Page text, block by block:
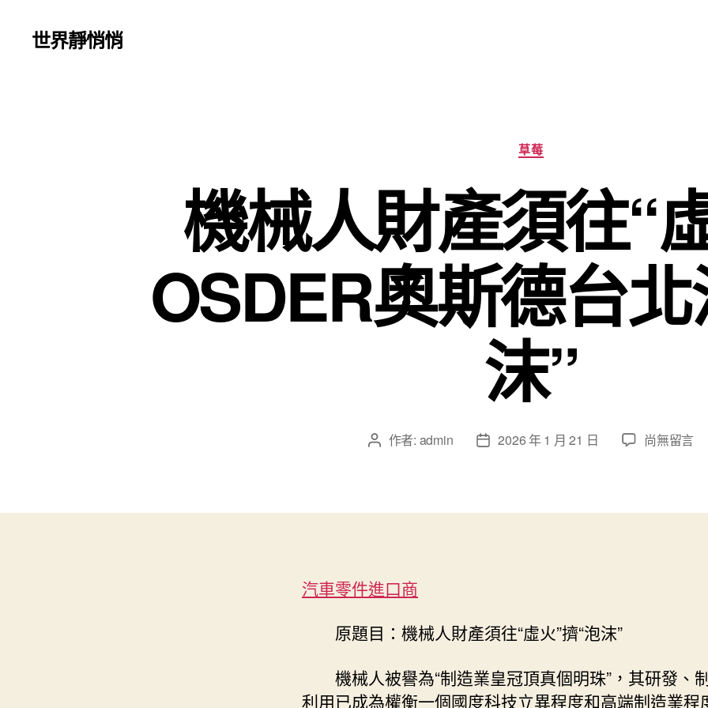
世界靜悄悄
分
類
草莓
機械人財產須往“
OSDER奧斯德台
沫”
文 作者: admin
文
日
2026 年 1 月 21 日
在
財
斯
德
尚無留言
汽車零件進口商
原題目：機械人財產須往“虛火”擠“泡沫”
機械人被譽為“制造業皇冠頂真個明珠”，其研發、
利用已成為權衡一個國度科技立異程度和高端制造業程